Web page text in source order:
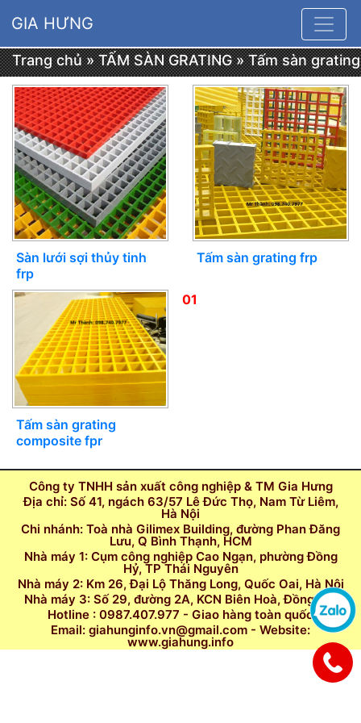
GIA HƯNG
Trang chủ » TẤM SÀN GRATING » Tấm sàn grating
FPR
Sàn lưới sợi thủy tinh
frp
Tấm sàn grating frp
Tấm sàn grating
composite fpr
01
Công ty TNHH sản xuất công nghiệp & TM Gia Hưng
Địa chỉ: Số 41, ngách 63/57 Lê Đức Thọ, Nam Từ Liêm,
Hà Nội
Chi nhánh: Toà nhà Gilimex Building, đường Phan Đăng
Lưu, Q Bình Thạnh, HCM
Nhà máy 1: Cụm công nghiệp Cao Ngạn, phường Đồng
Hỷ, TP Thái Nguyên
Nhà máy 2: Km 26, Đại Lộ Thăng Long, Quốc Oai, Hà Nội
Nhà máy 3: Số 29, đường 2A, KCN Biên Hoà, Đồng Nai
Hotline : 0987.407.977 - Giao hàng toàn quốc
Email: giahunginfo.vn@gmail.com - Website:
www.giahung.info